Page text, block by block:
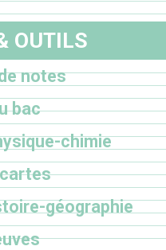
OUTILS
notes
bac
chimie
géographie